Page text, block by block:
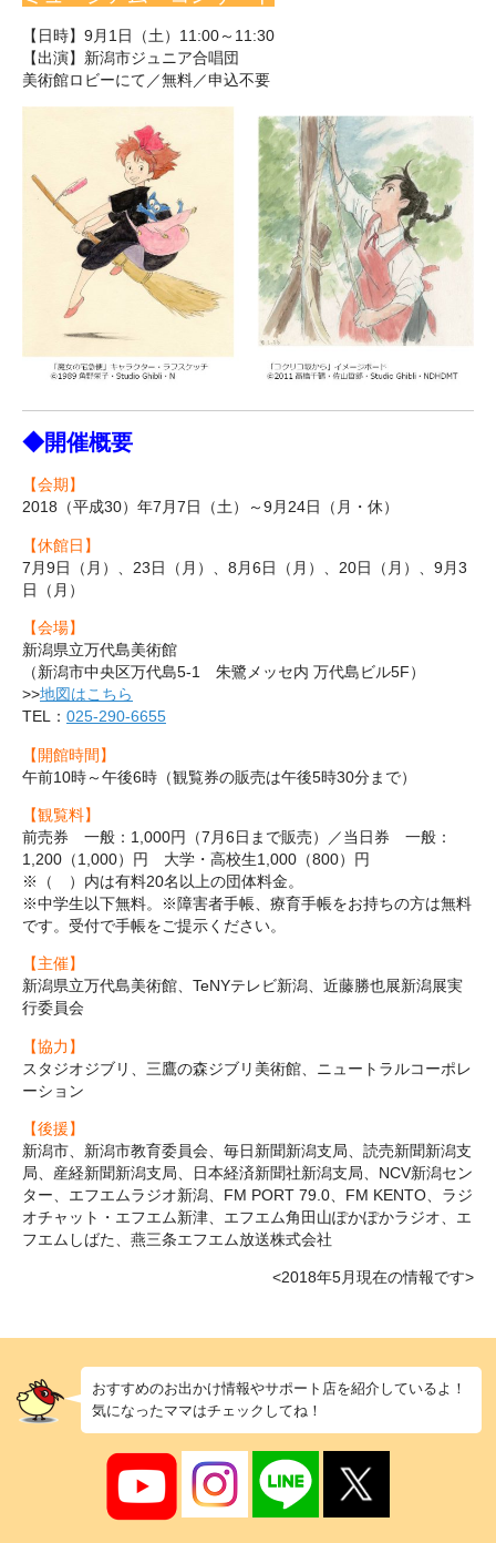
【日時】9月1日（土）11:00～11:30
【出演】新潟市ジュニア合唱団
美術館ロビーにて／無料／申込不要
◆開催概要
【会期】
2018（平成30）年7月7日（土）～9月24日（月・休）
【休館日】
7月9日（月）、23日（月）、8月6日（月）、20日（月）、9月3
日（月）
【会場】
新潟県立万代島美術館
（新潟市中央区万代島5-1 朱鷺メッセ内 万代島ビル5F）
>>地図はこちら
TEL： 025-290-6655
【開館時間】
午前10時～午後6時（観覧券の販売は午後5時30分まで）
【観覧料】
前売券 一般：1,000円（7月6日まで販売）／当日券 一般：
1,200（1,000）円 大学・高校生1,000（800）円
※（ ）内は有料20名以上の団体料金。
※中学生以下無料。※障害者手帳、療育手帳をお持ちの方は無料
です。受付で手帳をご提示ください。
【主催】
新潟県立万代島美術館、TeNYテレビ新潟、近藤勝也展新潟展実
行委員会
【協力】
スタジオジブリ、三鷹の森ジブリ美術館、ニュートラルコーポレ
ーション
【後援】
新潟市、新潟市教育委員会、毎日新聞新潟支局、読売新聞新潟支
局、産経新聞新潟支局、日本経済新聞社新潟支局、NCV新潟セン
ター、エフエムラジオ新潟、FM PORT 79.0、FM KENTO、ラジ
オチャット・エフエム新津、エフエム角田山ぽかぽかラジオ、エ
フエムしばた、燕三条エフエム放送株式会社
<2018年5月現在の情報です>
おすすめのお出かけ情報やサポート店を紹介しているよ！
気になったママはチェックしてね！